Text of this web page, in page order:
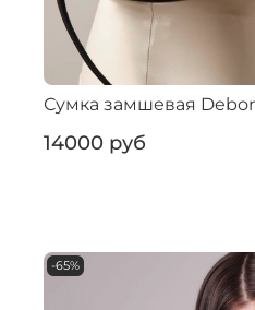
Сумка замшевая
14000 руб
-65%